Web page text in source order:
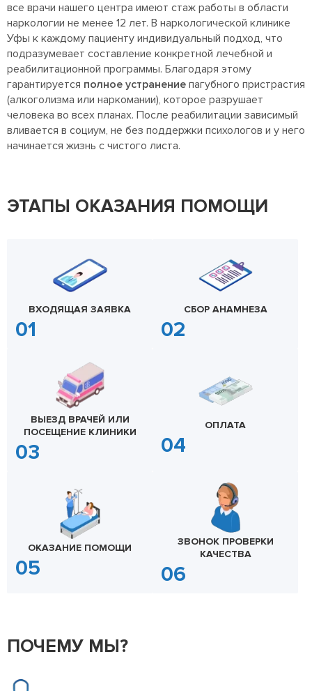
все врачи нашего центра имеют стаж работы в области
наркологии не менее 12 лет. В наркологической клинике
Уфы к каждому пациенту индивидуальный подход, что
подразумевает составление конкретной лечебной и
реабилитационной программы. Благодаря этому
гарантируется полное устранение пагубного пристрастия
(алкоголизма или наркомании), которое разрушает
человека во всех планах. После реабилитации зависимый
вливается в социум, не без поддержки психологов и у него
начинается жизнь с чистого листа.
ЭТАПЫ ОКАЗАНИЯ ПОМОЩИ
ВХОДЯЩАЯ ЗАЯВКА СБОР АНАМНЕЗА
ВЫЕЗД ВРАЧЕЙ ИЛИ
ПОСЕЩЕНИЕ КЛИНИКИ
ОПЛАТА
ОКАЗАНИЕ ПОМОЩИ
ЗВОНОК ПРОВЕРКИ
КАЧЕСТВА
ПОЧЕМУ МЫ?